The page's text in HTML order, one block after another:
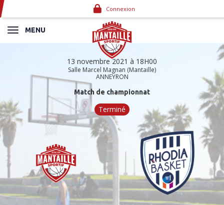
Connexion
MENU
13 novembre 2021 à 18H00
Salle Marcel Magnan (Mantaille)
ANNEYRON
Match de championnat
Terminé
Panneau de gestion des cookies